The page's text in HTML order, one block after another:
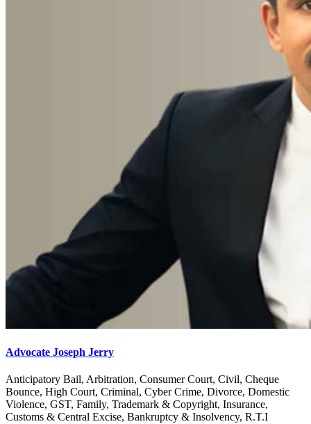
Advocate Joseph Jerry
Anticipatory Bail, Arbitration, Consumer Court, Civil, Cheque
Bounce, High Court, Criminal, Cyber Crime, Divorce, Domestic
Violence, GST, Family, Trademark & Copyright, Insurance,
Customs & Central Excise, Bankruptcy & Insolvency, R.T.I